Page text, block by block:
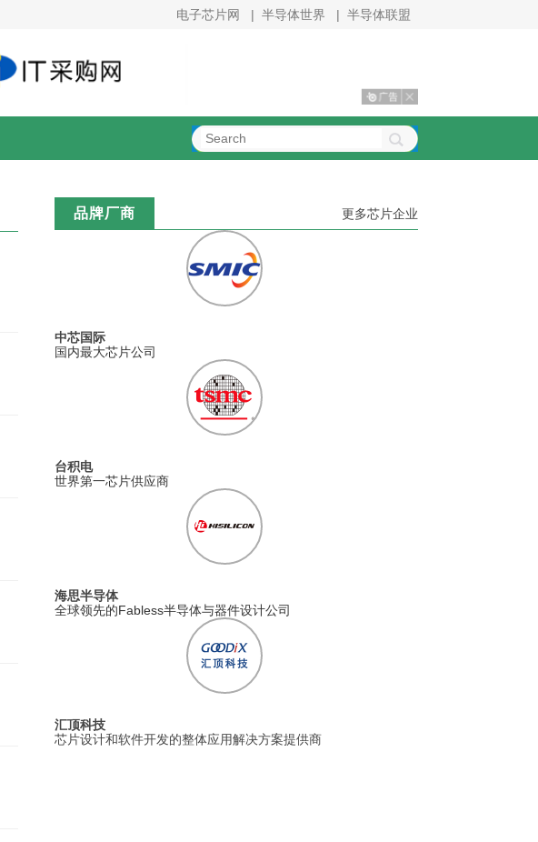
电子芯片网 | 半导体世界 | 半导体联盟
品牌厂商 更多芯片企业
中芯国际
国内最大芯片公司
台积电
世界第一芯片供应商
海思半导体
全球领先的Fabless半导体与器件设计公司
汇顶科技
芯片设计和软件开发的整体应用解决方案提供商